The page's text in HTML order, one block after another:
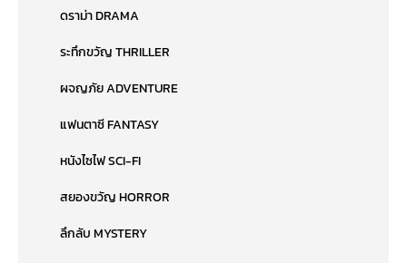
ดราม่า DRAMA
ระทึกขวัญ THRILLER
ผจญภัย ADVENTURE
แฟนตาซี FANTASY
หนังไซไฟ SCI-FI
สยองขวัญ HORROR
ลึกลับ MYSTERY